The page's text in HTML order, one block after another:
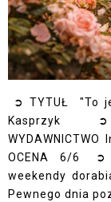
➲ TYTUŁ "To
Kasprzyk ➲
OCENA 6/6 ➲
weekendy
Pewnego dnia